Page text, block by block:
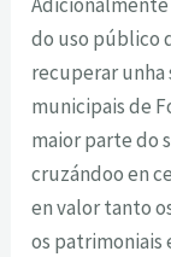
do uso público
recuperar unha
municipais de
maior parte do
cruzándoo en
en valor tanto
os patrimoniais